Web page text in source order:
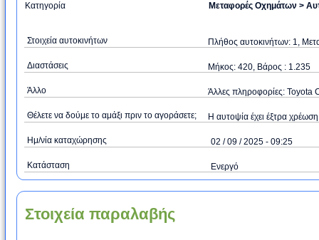
Κατηγορία Μεταφορές Οχημάτων >
Στοιχεία αυτοκινήτων Πλήθος αυτοκινήτων: 1,
Διαστάσεις Μήκος: 420, Βάρος : 1.235
Άλλo Άλλες πληροφορίες: Toyota
Θέλετε να δούμε το αμάξι πριν το αγοράσετε; Η αυτοψία έχει έξτρα
Ημ/νία καταχώρησης 02 / 09 / 2025 - 09:25
Κατάσταση Ενεργό
Στοιχεία παραλαβής